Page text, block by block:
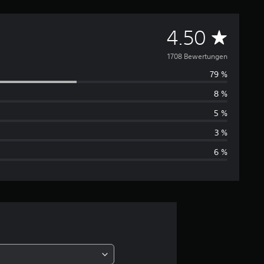
4.50 D
u
c
h
s
c
1708 Bewertungen
79 %
8 %
5 %
3 %
6 %